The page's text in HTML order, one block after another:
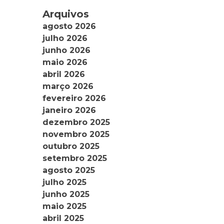
Arquivos
agosto 2026
julho 2026
junho 2026
maio 2026
abril 2026
março 2026
fevereiro 2026
janeiro 2026
dezembro 2025
novembro 2025
outubro 2025
setembro 2025
agosto 2025
julho 2025
junho 2025
maio 2025
abril 2025